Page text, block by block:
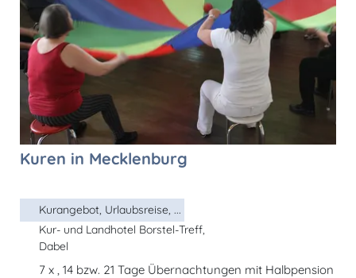
Kuren in Mecklenburg
Kurangebot, Urlaubsreise, ...
Kur- und Landhotel Borstel-Treff,
Dabel
7 x , 14 bzw. 21 Tage Übernachtungen mit Halbpension